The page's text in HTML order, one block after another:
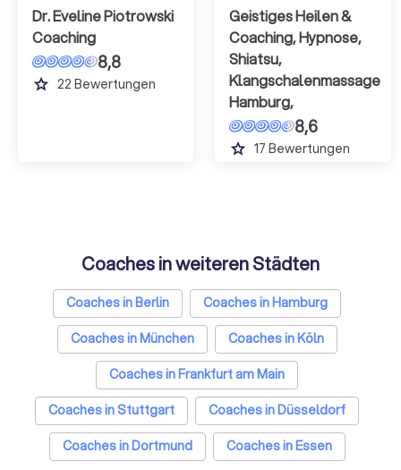
Dr. Eveline Piotrowski
Coaching
8,8
grade 22 Bewertungen
Geistiges Heilen &
Coaching, Hypnose,
Shiatsu,
Klangschalenmassage
Hamburg,
8,6
grade 17 Bewertungen
Coaches in weiteren Städten
Coaches in Berlin
Coaches in Hamburg
Coaches in München
Coaches in Köln
Coaches in Frankfurt am Main
Coaches in Stuttgart
Coaches in Düsseldorf
Coaches in Dortmund
Coaches in Essen